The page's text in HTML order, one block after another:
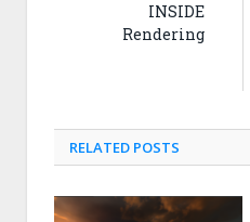
INSIDE
Rendering
RELATED POSTS